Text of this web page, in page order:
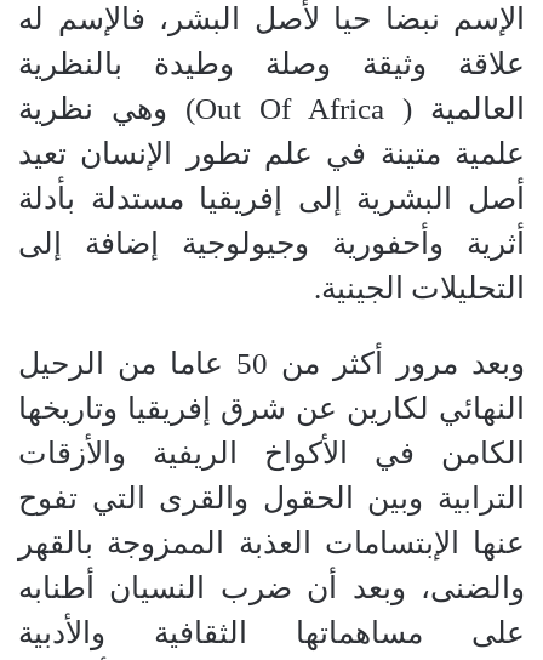
الإسم نبضا حيا لأصل البشر، فالإسم له
علاقة وثيقة وصلة وطيدة بالنظرية
العالمية ( Out Of Africa)
وهي نظرية
علمية متينة في علم تطور الإنسان تعيد
أصل البشرية إلى إفريقيا مستدلة بأدلة
أثرية وأحفورية وجيولوجية إضافة إلى
التحليلات الجينية.
وبعد مرور أكثر من 50 عاما من الرحيل
النهائي لكارين عن شرق إفريقيا وتاريخها
الكامن في الأكواخ الريفية والأزقات
الترابية وبين الحقول والقرى التي تفوح
عنها الإبتسامات العذبة الممزوجة بالقهر
والضنى، وبعد أن ضرب النسيان أطنابه
على مساهماتها الثقافية والأدبية